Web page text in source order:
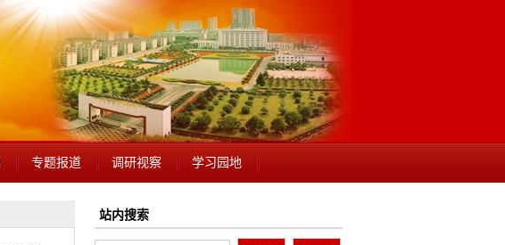
专题报道 调研视察 学习园地
站内搜索